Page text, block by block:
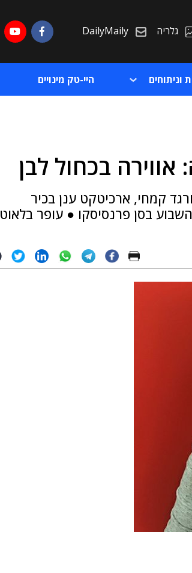
גלריה DailyMaily
וניתוחים היי-טק מינויים
קמחי, ארכיטקט ענן בכיר
בסן פרנסיסקו ● עופר בלאוט